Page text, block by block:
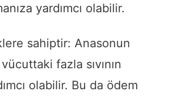
yardımcı olabilir.
sahiptir: Anasonun
fazla sıvının
olabilir. Bu da ödem